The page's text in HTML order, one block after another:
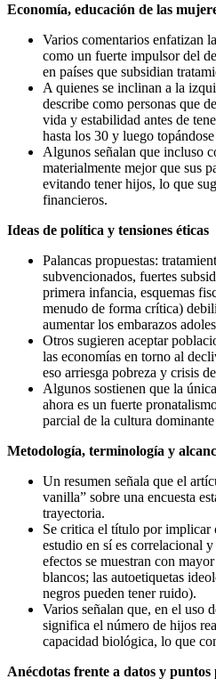
Economía, educación de las
Varios comentarios enfatizan
como un fuerte impulsor del
en países que subsidian
A quienes se inclinan a la
describe como personas que
vida y estabilidad antes de
hasta los 30 y luego
Algunos señalan que incluso
materialmente mejor que sus
evitando tener hijos, lo que
financieros.
Ideas de política y tensiones éticas
Palancas propuestas:
subvencionados, fuertes
primera infancia, esquemas
menudo de forma crítica)
aumentar los embarazos
Otros sugieren aceptar
las economías en torno al
eso arriesga pobreza y crisis
Algunos sostienen que la
ahora es un fuerte
parcial de la cultura
Metodología, terminología y
Un resumen señala que el
vanilla” sobre una encuesta
trayectoria.
Se critica el título por implicar
estudio en sí es correlacional
efectos se muestran con
blancos; las autoetiquetas
negros pueden tener ruido).
Varios señalan que, en el uso
significa el número de hijos
capacidad biológica, lo que
Anécdotas frente a datos y puntos